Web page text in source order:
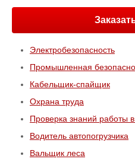
Электробезопасность
Промышленная
Кабельщик-спайщик
Охрана труда
Проверка знаний работы
Водитель автопогрузчика
Вальщик леса